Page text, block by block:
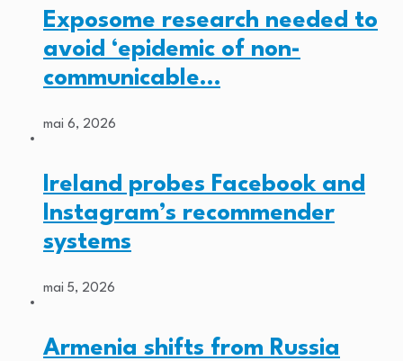
Exposome research needed to
avoid ‘epidemic of non-
communicable…
mai 6, 2026
Ireland probes Facebook and
Instagram’s recommender
systems
mai 5, 2026
Armenia shifts from Russia